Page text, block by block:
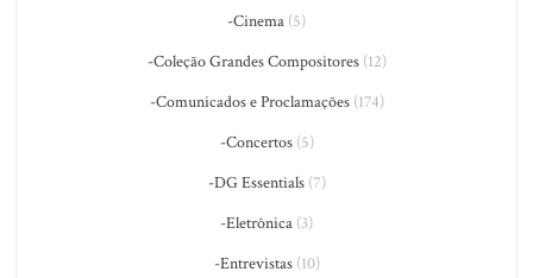
-Cinema (5)
-Coleção Grandes Compositores(12)
-Comunicados e Proclamações(174)
-Concertos(5)
-DG Essentials(7)
-Eletrônica (3)
-Entrevistas(10)